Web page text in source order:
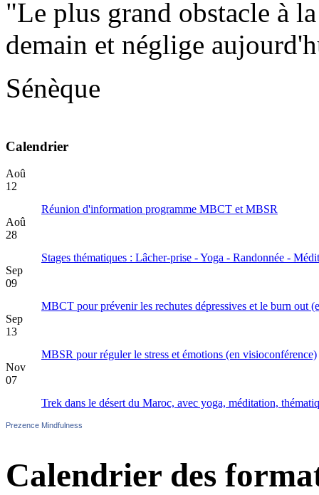
"Le plus grand obstacle à
demain et néglige
Sénèque
Calendrier
Aoû
12
Réunion d'information programme MBCT et MBSR
Aoû
28
Stages thématiques : Lâcher-prise - Yoga - Randonnée -
Sep
09
MBCT pour prévenir les rechutes dépressives et le burn out
Sep
13
MBSR pour réguler le stress et émotions (en visioconférence)
Nov
07
Trek dans le désert du Maroc, avec yoga, méditation,
Prezence Mindfulness
Calendrier des